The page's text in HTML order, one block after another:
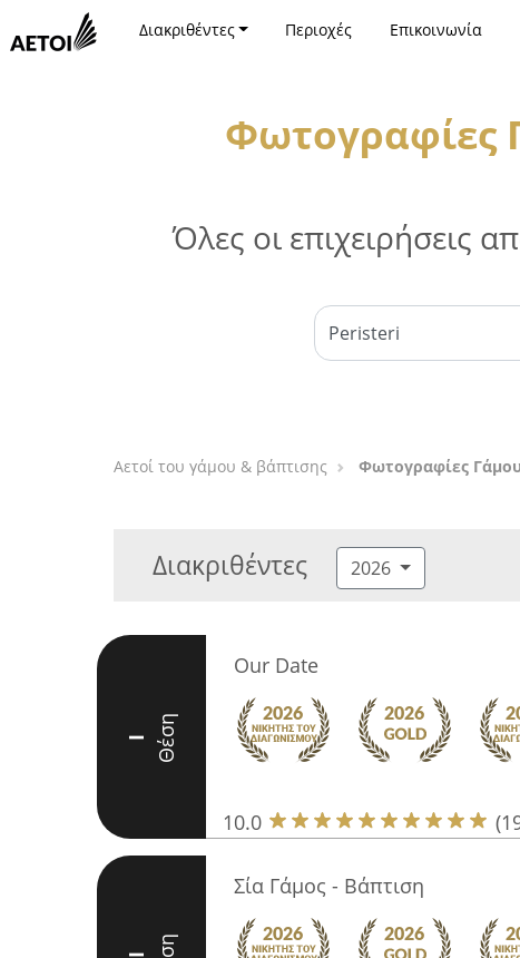
Διακριθέντες Περιοχές Επικοινωνία
Φωτογραφίες
Όλες οι επιχειρήσεις
Αετοί του γάμου & βάπτισης Φωτογραφίες
Διακριθέντες 2026
I Θέση
Our Date
10.0
Σία Γάμος - Βάπτιση